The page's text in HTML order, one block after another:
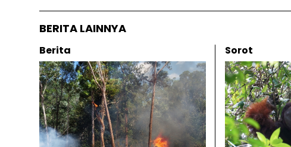
BERITA LAINNYA
Berita Sorot